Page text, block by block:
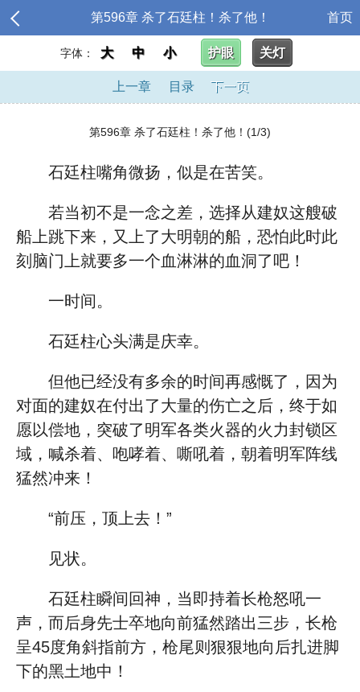
第596章 杀了石廷柱！杀了他！ 首页
字体： 大 中 小 护眼 关灯
上一章 目录 下一页
第596章 杀了石廷柱！杀了他！(1/3)
石廷柱嘴角微扬，似是在苦笑。
若当初不是一念之差，选择从建奴这艘破
船上跳下来，又上了大明朝的船，恐怕此时此
刻脑门上就要多一个血淋淋的血洞了吧！
一时间。
石廷柱心头满是庆幸。
但他已经没有多余的时间再感慨了，因为
对面的建奴在付出了大量的伤亡之后，终于如
愿以偿地，突破了明军各类火器的火力封锁区
域，喊杀着、咆哮着、嘶吼着，朝着明军阵线
猛然冲来！
“前压，顶上去！”
见状。
石廷柱瞬间回神，当即持着长枪怒吼一
声，而后身先士卒地向前猛然踏出三步，长枪
呈45度角斜指前方，枪尾则狠狠地向后扎进脚
下的黑土地中！